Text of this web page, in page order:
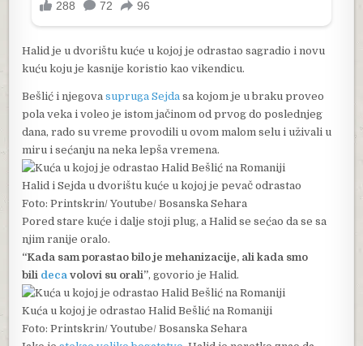
Halid je u dvorištu kuće u kojoj je odrastao sagradio i novu
kuću koju je kasnije koristio kao vikendicu.
Bešlić i njegovasupruga Sejda sa kojom je u braku proveo
pola veka i voleo je istom jačinom od prvog do poslednjeg
dana, rado su vreme provodili u ovom malom selu i uživali u
miru i sećanju na neka lepša vremena.
Halid i Sejda u dvorištu kuće u kojoj je pevač odrastao
Foto: Printskrin/ Youtube/ Bosanska Sehara
Pored stare kuće i dalje stoji plug, a Halid se sećao da se sa
njim ranije oralo.
“Kada sam porastao bilo je mehanizacije, ali kada smo
bili deca volovi su orali”, govorio je Halid.
Kuća u kojoj je odrastao Halid Bešlić na Romaniji
Foto: Printskrin/ Youtube/ Bosanska Sehara